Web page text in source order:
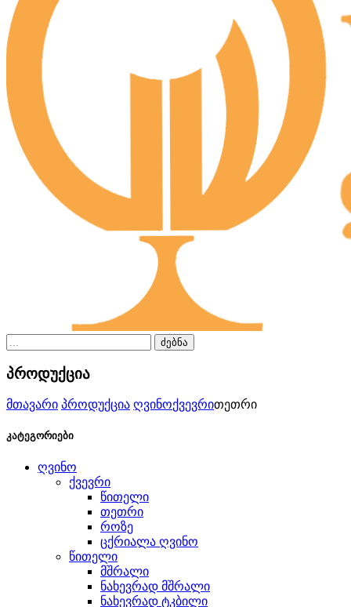
ძებნა
პროდუქცია
მთავარი პროდუქცია ღვინოქვევრითეთრი
კატეგორიები
ღვინო
ქვევრი
წითელი
თეთრი
როზე
ცქრიალა ღვინო
წითელი
მშრალი
ნახევრად მშრალი
ნახევრად ტკბილი